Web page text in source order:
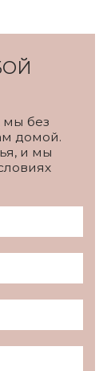
мы без
домой.
и мы